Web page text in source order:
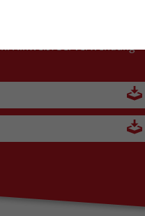
Kindertagesstätte
Hinweis: Bei Verwendung